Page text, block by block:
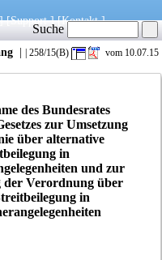
[Support] [Kontakt]
| | 258/15(B) vom 10.07.15
des Bundesrates
zur Umsetzung
über alternative
in
und zur
Verordnung über
in
Suche